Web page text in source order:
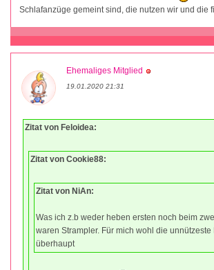
Schlafanzüge gemeint sind, die nutzen wir und die
Ehemaliges Mitglied
19.01.2020 21:31
Zitat von Feloidea:
Zitat von Cookie88:
Zitat von NiAn:
Was ich z.b weder heben ersten noch beim
waren Strampler. Für mich wohl die unnützeste
überhaupt